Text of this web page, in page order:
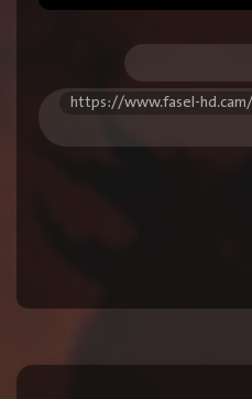
https://www.fasel-